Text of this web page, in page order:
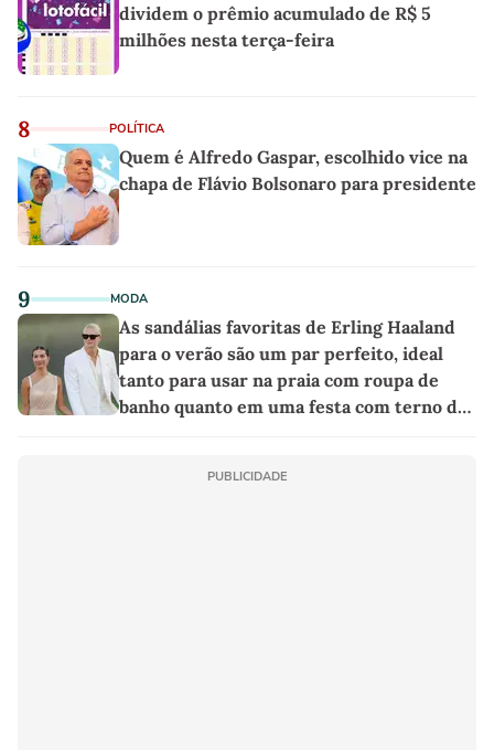
dividem o prêmio acumulado de R$ 5
milhões nesta terça-feira
8 POLÍTICA
Quem é Alfredo Gaspar, escolhido vice na
chapa de Flávio Bolsonaro para presidente
9 MODA
As sandálias favoritas de Erling Haaland
para o verão são um par perfeito, ideal
tanto para usar na praia com roupa de
banho quanto em uma festa com terno de
PUBLICIDADE